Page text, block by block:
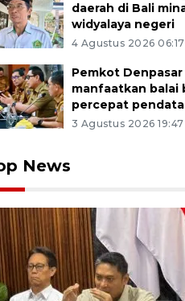
daerah di Bali
widyalaya negeri
4 Agustus 2026 06:17
Pemkot Denpasar
manfaatkan balai
percepat
3 Agustus 2026 19:47
News